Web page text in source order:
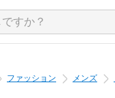
ファッション メンズ